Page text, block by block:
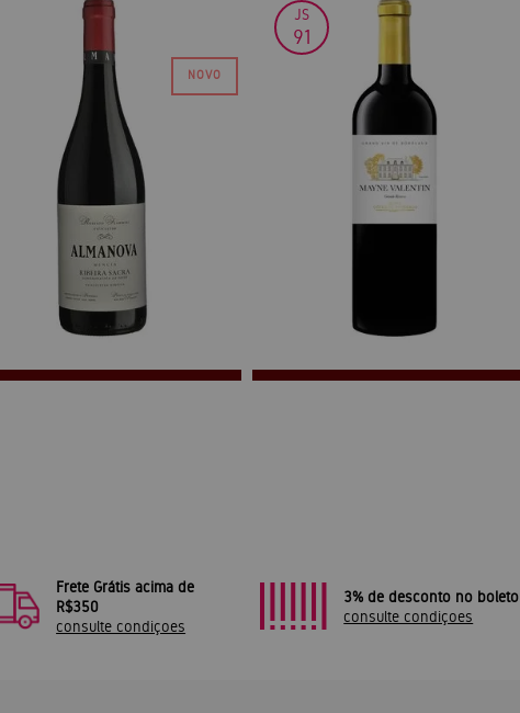
JS
91
Frete Grátis acima de
R$350
consulte condiçoes
3% de desconto no boleto
consulte condiçoes